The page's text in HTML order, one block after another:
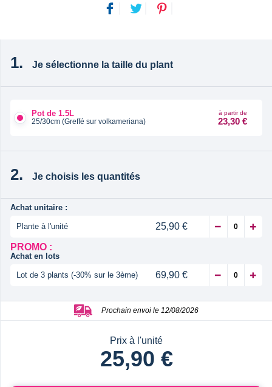
Je sélectionne la taille du plant
Pot de 1.5L
25/30cm (Greffé sur volkameriana)
à partir de
23,30 €
Je choisis les quantités
Achat unitaire :
Plante à l'unité
25,90 €
PROMO :
Achat en lots
Lot de 3 plants (-30% sur le 3ème) 69,90 €
Prochain envoi le 12/08/2026
Prix à l'unité
25,90 €